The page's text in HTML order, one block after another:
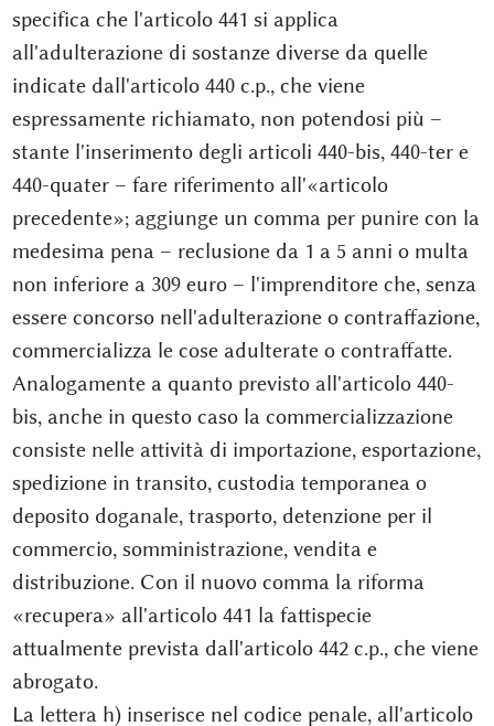
specifica che l'articolo 441 si applica
all'adulterazione di sostanze diverse da quelle
indicate dall'articolo 440 c.p., che viene
espressamente richiamato, non potendosi più –
stante l'inserimento degli articoli 440-bis, 440-ter e
440-quater – fare riferimento all'«articolo
precedente»; aggiunge un comma per punire con la
medesima pena – reclusione da 1 a 5 anni o multa
non inferiore a 309 euro – l'imprenditore che, senza
essere concorso nell'adulterazione o contraffazione,
commercializza le cose adulterate o contraffatte.
Analogamente a quanto previsto all'articolo 440-
bis, anche in questo caso la commercializzazione
consiste nelle attività di importazione, esportazione,
spedizione in transito, custodia temporanea o
deposito doganale, trasporto, detenzione per il
commercio, somministrazione, vendita e
distribuzione. Con il nuovo comma la riforma
«recupera» all'articolo 441 la fattispecie
attualmente prevista dall'articolo 442 c.p., che viene
abrogato.
La lettera h) inserisce nel codice penale, all'articolo